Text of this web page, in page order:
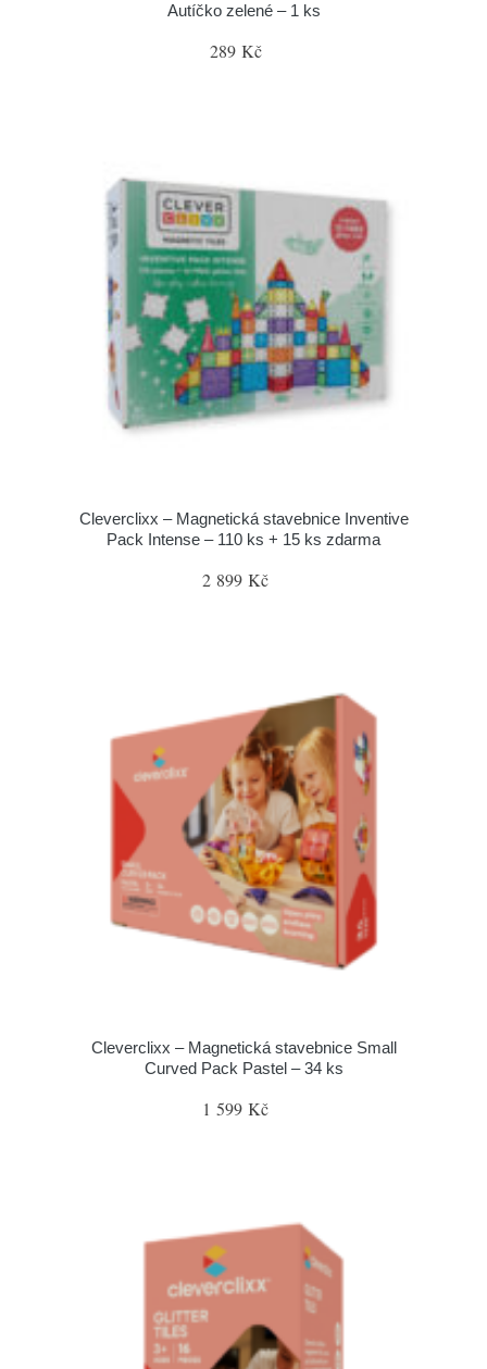
Autíčko zelené – 1 ks
289 Kč
Cleverclixx – Magnetická stavebnice Inventive
Pack Intense – 110 ks + 15 ks zdarma
2 899 Kč
Cleverclixx – Magnetická stavebnice Small
Curved Pack Pastel – 34 ks
1 599 Kč